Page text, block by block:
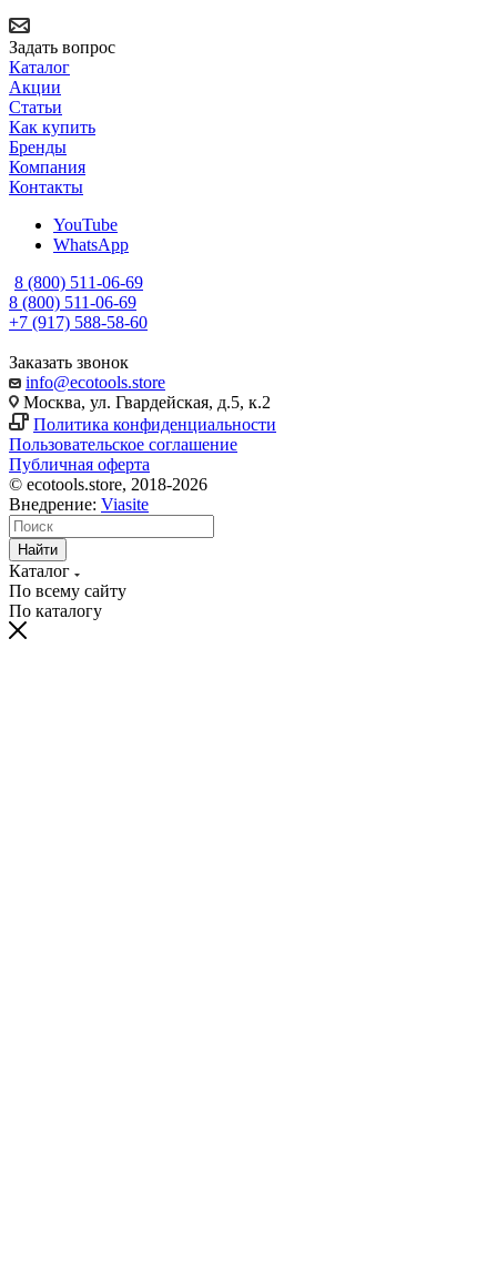
Задать вопрос
Каталог
Акции
Статьи
Как купить
Бренды
Компания
Контакты
YouTube
WhatsApp
8 (800) 511-06-69
8 (800) 511-06-69
+7 (917) 588-58-60
Заказать звонок
info@ecotools.store
Москва, ул. Гвардейская, д.5, к.2
Политика конфиденциальности
Пользовательское соглашение
Публичная оферта
© ecotools.store, 2018-2026
Внедрение: Viasite
Найти
Каталог
По всему сайту
По каталогу